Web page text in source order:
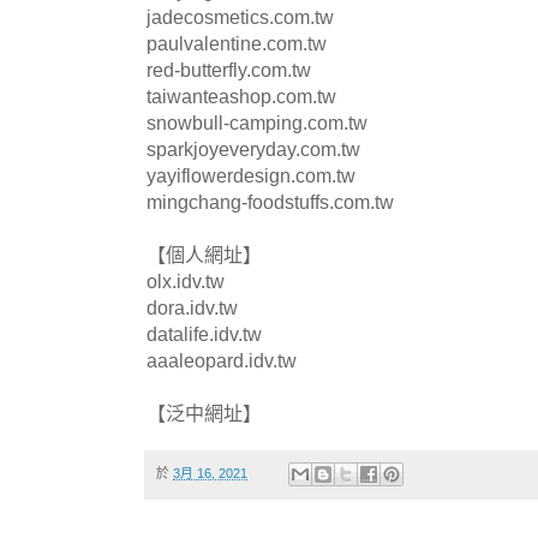
jadecosmetics.com.tw
paulvalentine.com.tw
red-butterfly.com.tw
taiwanteashop.com.tw
snowbull-camping.com.tw
sparkjoyeveryday.com.tw
yayiflowerdesign.com.tw
mingchang-foodstuffs.com.tw
【個人網址】
olx.idv.tw
dora.idv.tw
datalife.idv.tw
aaaleopard.idv.tw
【泛中網址】
於 3月 16, 2021